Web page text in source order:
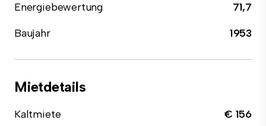
Energiebewertung
71,7
Baujahr
1953
Mietdetails
Kaltmiete
€ 156